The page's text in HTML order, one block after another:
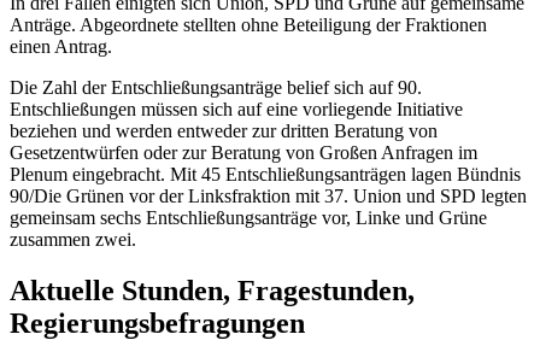
Anträge. Abgeordnete stellten ohne Beteiligung der Fraktionen
einen Antrag.
Die Zahl der Entschließungsanträge belief sich auf 90.
Entschließungen müssen sich auf eine vorliegende Initiative
beziehen und werden entweder zur dritten Beratung von
Gesetzentwürfen oder zur Beratung von Großen Anfragen im
Plenum eingebracht. Mit 45 Entschließungsanträgen lagen Bündnis
90/Die Grünen vor der Linksfraktion mit 37. Union und SPD legten
gemeinsam sechs Entschließungsanträge vor, Linke und Grüne
zusammen zwei.
Aktuelle Stunden, Fragestunden,
Regierungsbefragungen